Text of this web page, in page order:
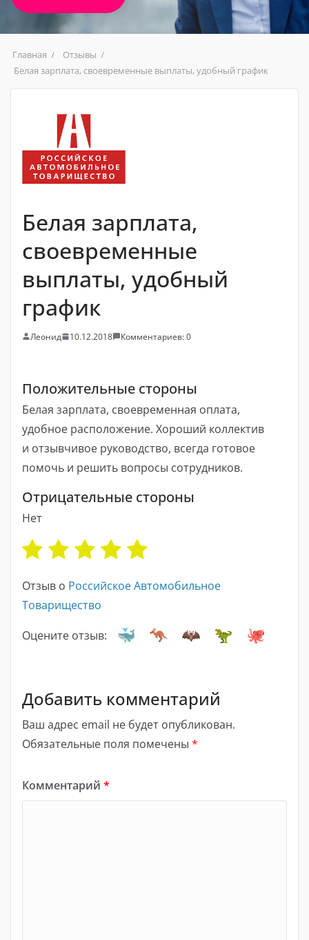
Главная
Отзывы
Белая зарплата, своевременные выплаты, удобный график
Белая зарплата,
своевременные
выплаты, удобный
график
Леонид 10.12.2018 Комментариев: 0
Положительные стороны
Белая зарплата, своевременная оплата,
удобное расположение. Хороший коллектив
и отзывчивое руководство, всегда готовое
помочь и решить вопросы сотрудников.
Отрицательные стороны
Нет
Отзыв о Российское Автомобильное
Товарищество
Оцените отзыв:
Добавить комментарий
Ваш адрес email не будет опубликован.
Обязательные поля помечены *
Комментарий *